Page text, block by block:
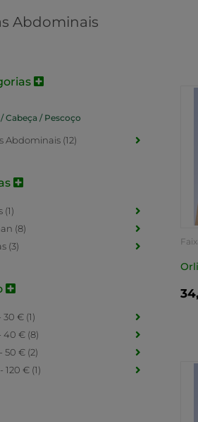
Abdominais
Cabeça / Pescoço
Abdominais (12)
(1)
(8)
(3)
€ (1)
40 € (8)
50 € (2)
120 € (1)